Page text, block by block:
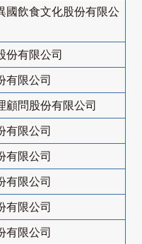
國飲食文化股份有限公
份有限公司
有限公司
顧問股份有限公司
有限公司
有限公司
有限公司
有限公司
有限公司